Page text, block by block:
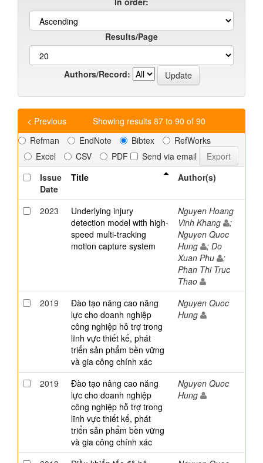
Results/Page
Authors/Record:
Showing results 87 to 90 of 90
< Previous
Refman
EndNote Bibtex
RefWorks
Excel
CSV PDF
Send via email
Issue
Date
Title Author(s)
2023
Underlying injury
detection model with high-
speed multi-tracking
motion capture system
Nguyen Hoang
Vinh Khang
;
Nguyen Quoc
Hung
; Do
Xuan Phu
;
Phan Thi Truc
Thao
2019
Đào tạo nâng cao năng
lực cho doanh nghiệp
công nghiệp hỗ trợ trong
lĩnh vực thiết kế, phát
triển sản phẩm bền vững
và gia công chính xác
Nguyen Quoc
Hung
2019
Đào tạo nâng cao năng
lực cho doanh nghiệp
công nghiệp hỗ trợ trong
lĩnh vực thiết kế, phát
triển sản phẩm bền vững
và gia công chính xác
Nguyen Quoc
Hung